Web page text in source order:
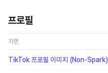
프로필
지면
TikTok 프로필 이미지 (Non-Spark)